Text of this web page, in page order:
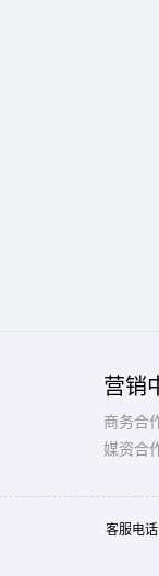
营销
商务合
媒资合
客服电